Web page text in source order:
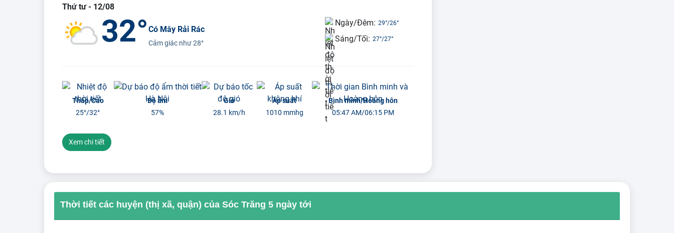
Thứ tư - 12/08
32° Có Mây Rải Rác
Cảm giác như28°
Ngày/Đêm: 29°/26°
Sáng/Tối: 27°/27°
Thấp/Cao
25°/32°
Độ ẩm
57%
Gió
28.1 km/h
Áp suất
1010 mmhg
Bình minh/Hoàng hôn
05:47 AM/06:15 PM
Xem chi tiết
Thời tiết các huyện (thị xã, quận) của Sóc Trăng 5 ngày tới